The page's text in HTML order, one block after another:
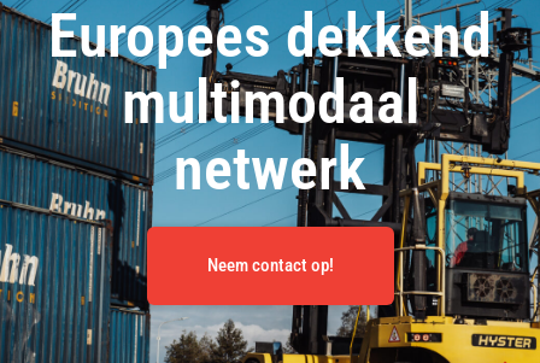
Europees dekkend
multimodaal
netwerk
Neem contact op!